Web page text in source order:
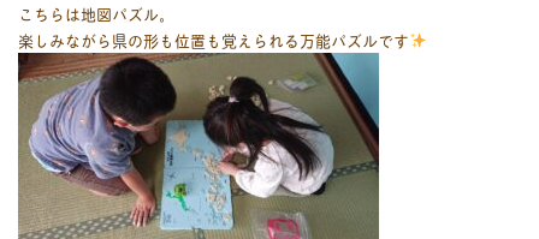
こちらは地図パズル。
楽しみながら県の形も位置も覚えられる万能パズルです